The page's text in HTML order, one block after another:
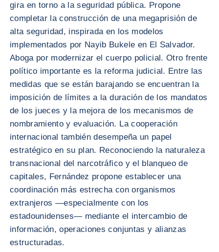
gira en torno a la seguridad pública. Propone
completar la construcción de una megaprisión de
alta seguridad, inspirada en los modelos
implementados por Nayib Bukele en El Salvador.
Aboga por modernizar el cuerpo policial. Otro frente
político importante es la reforma judicial. Entre las
medidas que se están barajando se encuentran la
imposición de límites a la duración de los mandatos
de los jueces y la mejora de los mecanismos de
nombramiento y evaluación. La cooperación
internacional también desempeña un papel
estratégico en su plan. Reconociendo la naturaleza
transnacional del narcotráfico y el blanqueo de
capitales, Fernández propone establecer una
coordinación más estrecha con organismos
extranjeros —especialmente con los
estadounidenses— mediante el intercambio de
información, operaciones conjuntas y alianzas
estructuradas.